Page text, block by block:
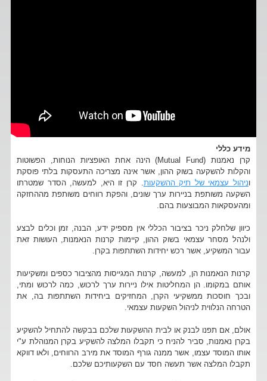
מידע כללי
קרן נאמנות (Mutual Fund) הינה אחת האופציות הנוחות, הפשוטות
והקלות להשקעה בשוק ההון, אשר אינה מצריכה התעסקות בלתי פוסקת
וניהול עצמאי של תיק ההשקעות . קרן זו היא, למעשה, הסדר שמטרתו
השקעה משותפת בניירות ערך שונים, והפקת רווחים משותפת מההחזקה
ומהעסקאות המבוצעות בהם.
כיוון שלחלק ניכר בציבור הכללי אין מספיק ידע, הבנה, זמן וכלים לבצע
ולנהל מסחר עצמאי בשוק ההון, קיימות קרנות הנאמנות, העושות זאת
עבור המשקיע, אשר רכש יחידות השתתפות בקרן.
קרנות הנאמנות הן, למעשה, קרנות המגייסות מהציבור כספים ומשקיעות
אותם במקומו. הן המחליטות אילו ניירות ערך לרכוש, כמה לרכוש ומתי,
ובכך חוסכות ממשקיעי הקרן, המחזיקים ביחידות השתתפות בה, את
הטרחה הנלווית לניהול השקעות עצמאי.
אולם, אם תפנו לבנק או לבית ההשקעות שלכם בבקשה להתחיל להשקיע
בקרן נאמנות, סביר להניח כי תקבלו המלצה להשקיע בקרן המנוהלת ע"י
אותו המוסד עצמו, אשר ממנה גורף המוסד את מירב הרווחים, ולאו דווקא
תקבלו המלצה אשר תעשה חסד עם השקעותיכם שלכם.